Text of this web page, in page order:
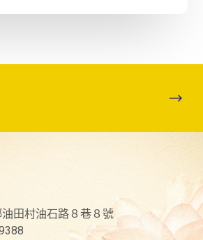
田村油石路８巷８號